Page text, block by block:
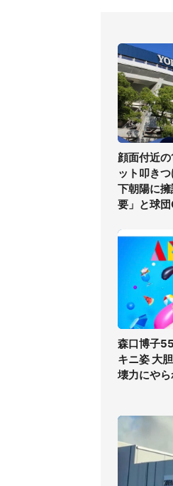
顔面付近
ット叩き
下朝陽に
要」と球
森口博子
キニ姿 大
壊力にやら